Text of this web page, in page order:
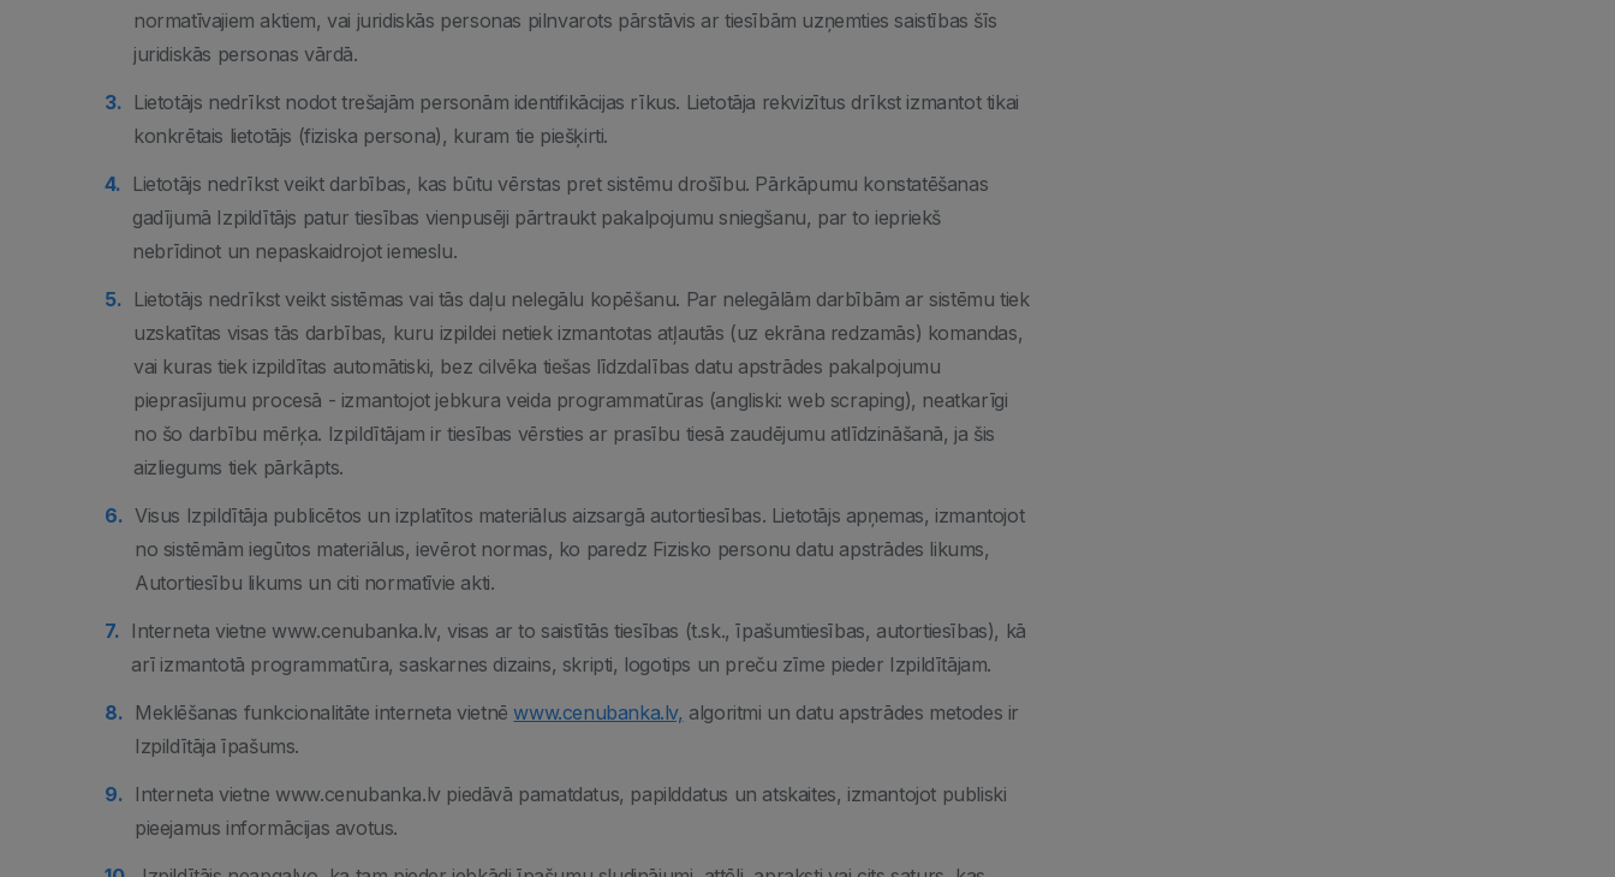
normatīvajiem aktiem, vai juridiskās personas pilnvarots pārstāvis ar tiesībām uzņemties saistības šīs
juridiskās personas vārdā.
Lietotājs nedrīkst nodot trešajām personām identifikācijas rīkus. Lietotāja rekvizītus drīkst izmantot tikai
konkrētais lietotājs (fiziska persona), kuram tie piešķirti.
Lietotājs nedrīkst veikt darbības, kas būtu vērstas pret sistēmu drošību. Pārkāpumu konstatēšanas
gadījumā Izpildītājs patur tiesības vienpusēji pārtraukt pakalpojumu sniegšanu, par to iepriekš
nebrīdinot un nepaskaidrojot iemeslu.
Lietotājs nedrīkst veikt sistēmas vai tās daļu nelegālu kopēšanu. Par nelegālām darbībām ar sistēmu tiek
uzskatītas visas tās darbības, kuru izpildei netiek izmantotas atļautās (uz ekrāna redzamās) komandas,
vai kuras tiek izpildītas automātiski, bez cilvēka tiešas līdzdalības datu apstrādes pakalpojumu
pieprasījumu procesā - izmantojot jebkura veida programmatūras (angliski: web scraping), neatkarīgi
no šo darbību mērķa. Izpildītājam ir tiesības vērsties ar prasību tiesā zaudējumu atlīdzināšanā, ja šis
aizliegums tiek pārkāpts.
Visus Izpildītāja publicētos un izplatītos materiālus aizsargā autortiesības. Lietotājs apņemas, izmantojot
no sistēmām iegūtos materiālus, ievērot normas, ko paredz Fizisko personu datu apstrādes likums,
Autortiesību likums un citi normatīvie akti.
Interneta vietne www.cenubanka.lv, visas ar to saistītās tiesības (t.sk., īpašumtiesības, autortiesības), kā
arī izmantotā programmatūra, saskarnes dizains, skripti, logotips un preču zīme pieder Izpildītājam.
Meklēšanas funkcionalitāte interneta vietnēwww.cenubanka.lv, algoritmi un datu apstrādes metodes ir
Izpildītāja īpašums.
Interneta vietne www.cenubanka.lv piedāvā pamatdatus, papilddatus un atskaites, izmantojot publiski
pieejamus informācijas avotus.